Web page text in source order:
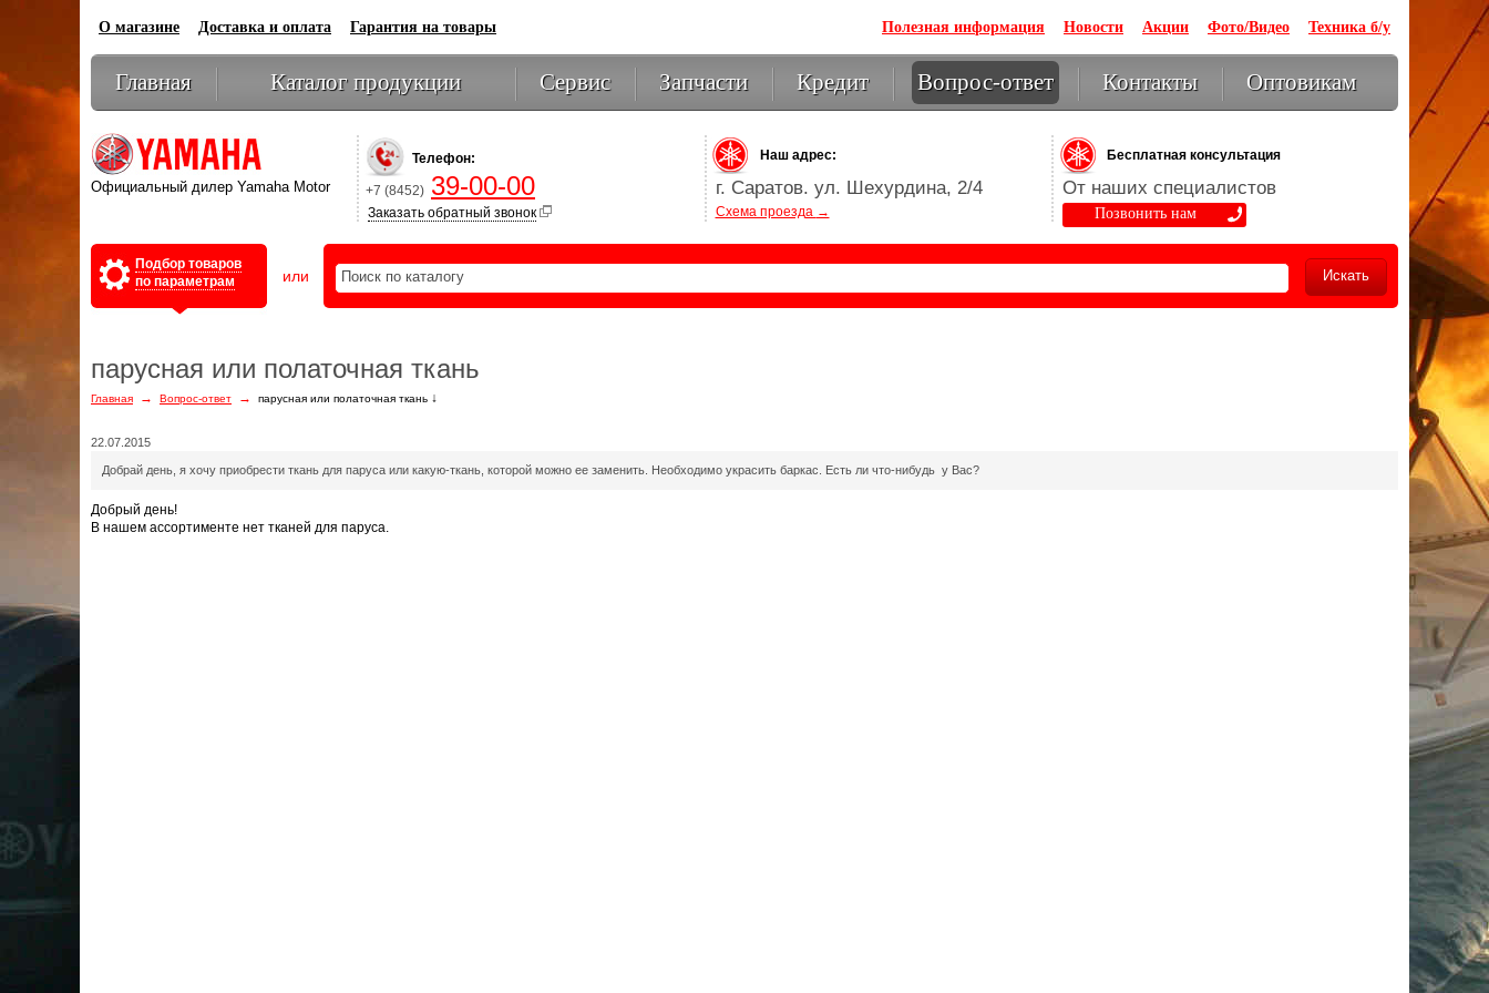
О магазине Доставка и оплата Гарантия на товары Полезная информация Новости Акции Фото/Видео Техника б/у
Главная Каталог продукции Сервис Запчасти Кредит Вопрос-ответ Контакты Оптовикам
Официальный дилер Yamaha Motor
Телефон:
+7 (8452) 39-00-00
Заказать обратный звонок
Наш адрес:
г. Саратов. ул. Шехурдина, 2/4
Схема проезда →
Бесплатная консультация
От наших специалистов
Позвонить нам
Подбор товаров
по параметрам
или
парусная или полаточная ткань
Главная → Вопрос-ответ → парусная или полаточная ткань ↓
22.07.2015
Добрай день, я хочу приобрести ткань для паруса или какую-ткань, которой можно ее заменить. Необходимо украсить баркас. Есть ли что-нибудь у Вас?
Добрый день!
В нашем ассортименте нет тканей для паруса.